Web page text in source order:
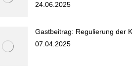
24.06.2025
Gastbeitrag: Regulierung der
07.04.2025